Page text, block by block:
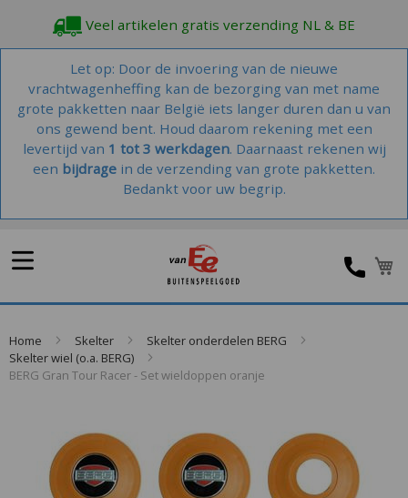
Veel artikelen gratis verzending NL & BE
Let op: Door de invoering van de nieuwe
vrachtwagenheffing kan de bezorging van met name
grote pakketten naar België iets langer duren dan u van
ons gewend bent. Houd daarom rekening met een
levertijd van 1 tot 3 werkdagen. Daarnaast rekenen wij
een bijdrage in de verzending van grote pakketten.
Bedankt voor uw begrip.
Home Skelter
Skelter onderdelen BERG
Skelter wiel (o.a. BERG)
BERG Gran Tour Racer - Set wieldoppen oranje